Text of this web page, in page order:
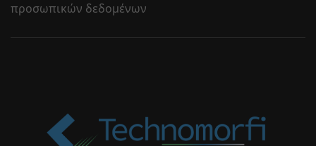
προσωπικών δεδομένων